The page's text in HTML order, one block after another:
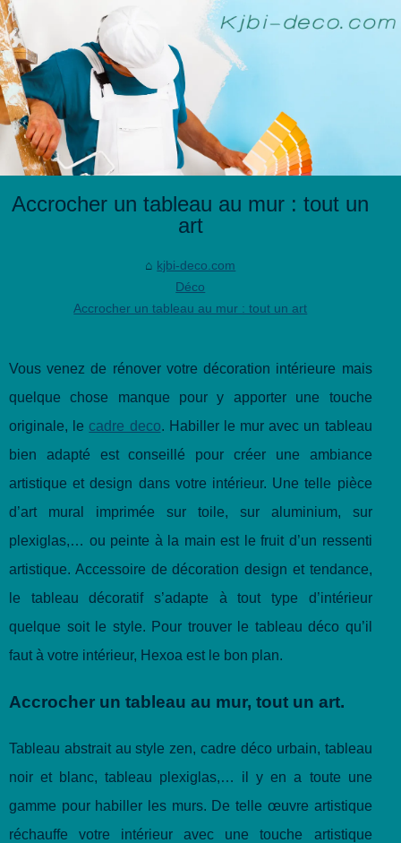
Accrocher un tableau au mur : tout un
art
kjbi-deco.com
Déco
Accrocher un tableau au mur : tout un art
Vous venez de rénover votre décoration intérieure mais
quelque chose manque pour y apporter une touche
originale, le cadre deco. Habiller le mur avec un tableau
bien adapté est conseillé pour créer une ambiance
artistique et design dans votre intérieur. Une telle pièce
d’art mural imprimée sur toile, sur aluminium, sur
plexiglas,… ou peinte à la main est le fruit d’un ressenti
artistique. Accessoire de décoration design et tendance,
le tableau décoratif s’adapte à tout type d’intérieur
quelque soit le style. Pour trouver le tableau déco qu’il
faut à votre intérieur, Hexoa est le bon plan.
Accrocher un tableau au mur, tout un art.
Tableau abstrait au style zen, cadre déco urbain, tableau
noir et blanc, tableau plexiglas,… il y en a toute une
gamme pour habiller les murs. De telle œuvre artistique
réchauffe votre intérieur avec une touche artistique